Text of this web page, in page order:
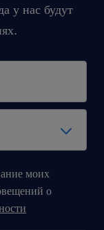
у нас будут
моих
о